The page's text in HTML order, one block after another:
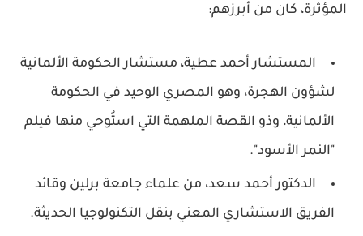
المؤثرة، كان من أبرزهم:
المستشار أحمد عطية، مستشار الحكومة الألمانية
لشؤون الهجرة، وهو المصري الوحيد في الحكومة
الألمانية، وذو القصة الملهمة التي استُوحي منها فيلم
"النمر الأسود".
الدكتور أحمد سعد، من علماء جامعة برلين وقائد
الفريق الاستشاري المعني بنقل التكنولوجيا الحديثة.